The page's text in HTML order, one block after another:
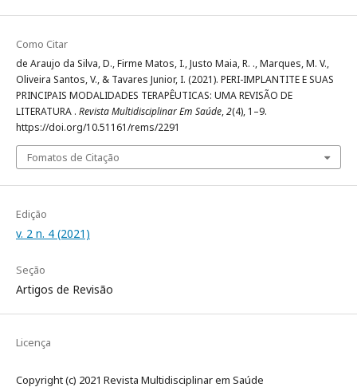
Como Citar
de Araujo da Silva, D., Firme Matos, I., Justo Maia, R. ., Marques, M. V.,
Oliveira Santos, V., & Tavares Junior, I. (2021). PERI-IMPLANTITE E SUAS
PRINCIPAIS MODALIDADES TERAPÊUTICAS: UMA REVISÃO DE
LITERATURA . Revista Multidisciplinar Em Saúde,2(4), 1–9.
https://doi.org/10.51161/rems/2291
Fomatos de Citação
Edição
v. 2 n. 4 (2021)
Seção
Artigos de Revisão
Licença
Copyright (c) 2021 Revista Multidisciplinar em Saúde